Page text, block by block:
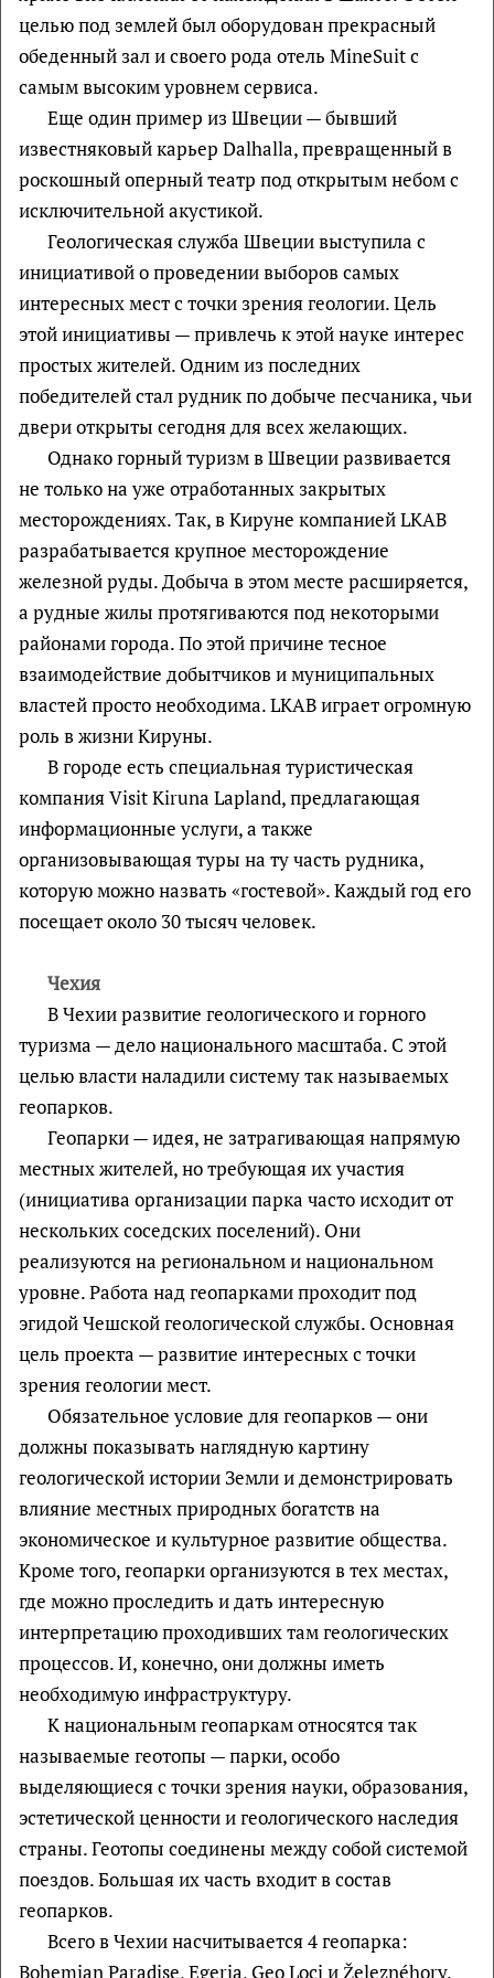
целью под землей был оборудован прекрасный
обеденный зал и своего рода отель MineSuit с
самым высоким уровнем сервиса.
Еще один пример из Швеции — бывший
известняковый карьер Dalhalla, превращенный в
роскошный оперный театр под открытым небом с
исключительной акустикой.
Геологическая служба Швеции выступила с
инициативой о проведении выборов самых
интересных мест с точки зрения геологии. Цель
этой инициативы — привлечь к этой науке интерес
простых жителей. Одним из последних
победителей стал рудник по добыче песчаника, чьи
двери открыты сегодня для всех желающих.
Однако горный туризм в Швеции развивается
не только на уже отработанных закрытых
месторождениях. Так, в Кируне компанией LKAB
разрабатывается крупное месторождение
железной руды. Добыча в этом месте расширяется,
а рудные жилы протягиваются под некоторыми
районами города. По этой причине тесное
взаимодействие добытчиков и муниципальных
властей просто необходима. LKAB играет огромную
роль в жизни Кируны.
В городе есть специальная туристическая
компания Visit Kiruna Lapland, предлагающая
информационные услуги, а также
организовывающая туры на ту часть рудника,
которую можно назвать «гостевой». Каждый год его
посещает около 30 тысяч человек.
Чехия
В Чехии развитие геологического и горного
туризма — дело национального масштаба. С этой
целью власти наладили систему так называемых
геопарков.
Геопарки — идея, не затрагивающая напрямую
местных жителей, но требующая их участия
(инициатива организации парка часто исходит от
нескольких соседских поселений). Они
реализуются на региональном и национальном
уровне. Работа над геопарками проходит под
эгидой Чешской геологической службы. Основная
цель проекта — развитие интересных с точки
зрения геологии мест.
Обязательное условие для геопарков — они
должны показывать наглядную картину
геологической истории Земли и демонстрировать
влияние местных природных богатств на
экономическое и культурное развитие общества.
Кроме того, геопарки организуются в тех местах,
где можно проследить и дать интересную
интерпретацию проходивших там геологических
процессов. И, конечно, они должны иметь
необходимую инфраструктуру.
К национальным геопаркам относятся так
называемые геотопы — парки, особо
выделяющиеся с точки зрения науки, образования,
эстетической ценности и геологического наследия
страны. Геотопы соединены между собой системой
поездов. Большая их часть входит в состав
геопарков.
Всего в Чехии насчитывается 4 геопарка:
Bohemian Paradise, Egeria, Geo Loci и Železnéhory.